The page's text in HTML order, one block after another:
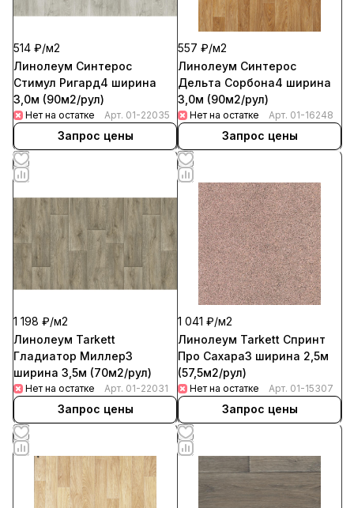
514 ₽/м2
Линолеум Синтерос
Стимул Ригард4 ширина
3,0м (90м2/рул)
Нет на остатке Арт. 01-22035
Запрос цены
557 ₽/м2
Линолеум Синтерос
Дельта Сорбона4 ширина
3,0м (90м2/рул)
Нет на остатке Арт. 01-16248
Запрос цены
1 198 ₽/м2
Линолеум Tarkett
Гладиатор Миллер3
ширина 3,5м (70м2/рул)
Нет на остатке Арт. 01-22031
Запрос цены
1 041 ₽/м2
Линолеум Tarkett Спринт
Про Сахара3 ширина 2,5м
(57,5м2/рул)
Нет на остатке Арт. 01-15307
Запрос цены